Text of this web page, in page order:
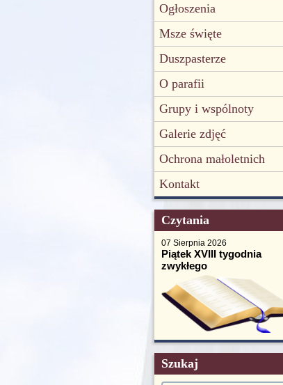
Ogłoszenia
Msze święte
Duszpasterze
O parafii
Grupy i wspólnoty
Galerie zdjęć
Ochrona małoletnich
Kontakt
Czytania
07 Sierpnia 2026
Piątek XVIII tygodnia
zwykłego
Szukaj